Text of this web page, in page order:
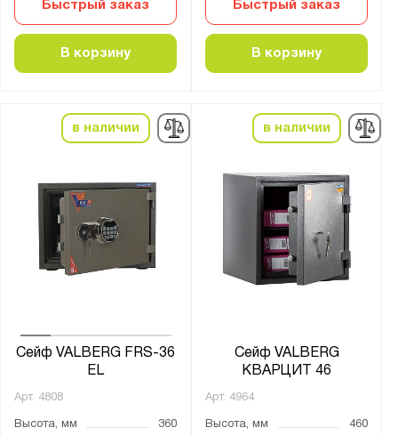
Быстрый заказ
В корзину
Быстрый заказ
В корзину
в наличии
Сейф VALBERG FRS-36
EL
Арт. 4808
Высота, мм
360
в наличии
Сейф VALBERG
КВАРЦИТ 46
Арт. 4964
Высота, мм
460